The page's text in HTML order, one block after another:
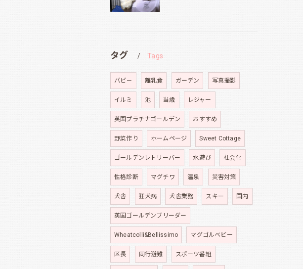
タグ Tags
パピ－ 離乳食 ガーデン 写真撮影
イルミ 池 当歳 レジャー
英国プラチナゴールデン おすすめ
野菜作り ホームページ Sweet Cottage
ゴールデンレトリーバー 水遊び 社会化
性格診断 マグチワ 温泉 災害対策
犬舎 狂犬病 犬舎業務 スキー 国内
英国ゴールデンブリーダー
Wheatcolli&Bellissimo マグゴルベビー
区長 同行避難 スポーツ番組